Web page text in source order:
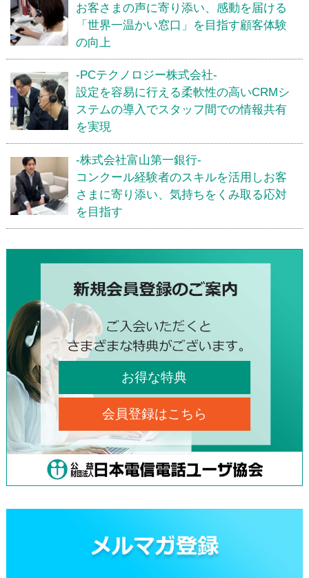
お客さまの声に寄り添い、感動を届ける
「世界一温かい窓口」を目指す顧客体験
の向上
-PCテクノロジー株式会社-
設定を容易に行える柔軟性の高いCRMシ
ステムの導入でスタッフ間での情報共有
を実現
-株式会社富山第一銀行-
コンクール経験者のスキルを活用しお客
さまに寄り添い、気持ちをくみ取る応対
を目指す
お得な特典
会員登録はこちら